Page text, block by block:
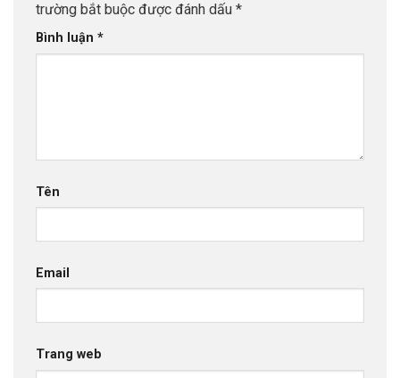
trường bắt buộc được đánh dấu *
Bình luận *
Tên
Email
Trang web